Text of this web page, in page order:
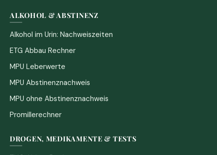
ALKOHOL & ABSTINENZ
Alkohol im Urin: Nachweiszeiten
ETG Abbau Rechner
MPU Leberwerte
MPU Abstinenznachweis
MPU ohne Abstinenznachweis
Promillerechner
DROGEN, MEDIKAMENTE & TESTS